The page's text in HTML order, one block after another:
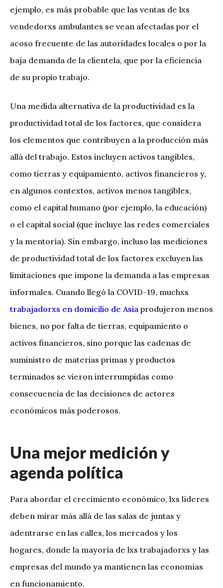
ejemplo, es más probable que las ventas de lxs
vendedorxs ambulantes se vean afectadas por el
acoso frecuente de las autoridades locales o por la
baja demanda de la clientela, que por la eficiencia
de su propio trabajo.
Una medida alternativa de la productividad es la
productividad total de los factores, que considera
los elementos que contribuyen a la producción más
allá del trabajo. Estos incluyen activos tangibles,
como tierras y equipamiento, activos financieros y,
en algunos contextos, activos menos tangibles,
como el capital humano (por ejemplo, la educación)
o el capital social (que incluye las redes comerciales
y la mentoría). Sin embargo, incluso las mediciones
de productividad total de los factores excluyen las
limitaciones que impone la demanda a las empresas
informales. Cuando llegó la COVID-19, muchxs
trabajadorxs en domicilio de Asia produjeron menos
bienes, no por falta de tierras, equipamiento o
activos financieros, sino porque las cadenas de
suministro de materias primas y productos
terminados se vieron interrumpidas como
consecuencia de las decisiones de actores
económicos más poderosos.
Una mejor medición y
agenda política
Para abordar el crecimiento económico, lxs líderes
deben mirar más allá de las salas de juntas y
adentrarse en las calles, los mercados y los
hogares, donde la mayoría de lxs trabajadorxs y las
empresas del mundo ya mantienen las economías
en funcionamiento.